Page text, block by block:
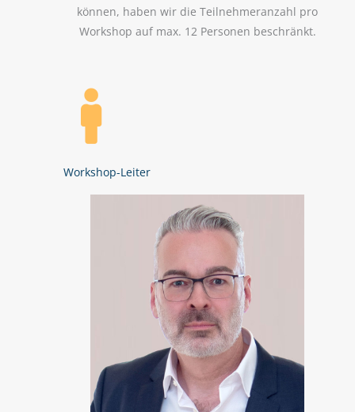
können, haben wir die Teilnehmeranzahl pro
Workshop auf max. 12 Personen beschränkt.
Workshop-Leiter